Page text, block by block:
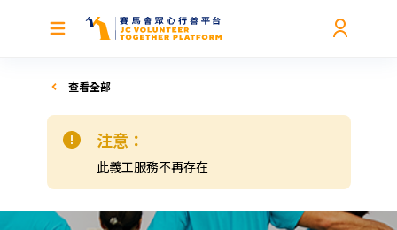
查看全部
注意：
此義工服務不再存在